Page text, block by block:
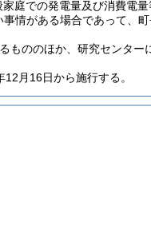
家庭での発電量及び消費電量
情がある場合であって、
もののほか、研究センター
12月16日から施行する。